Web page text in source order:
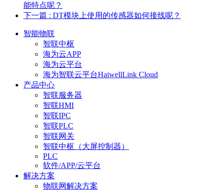
能特点呢？
下一篇 : DT模块上使用的传感器如何接线呢？
智能物联
智联中枢
海为云APP
海为云平台
海为智联云平台HaiwellLink Cloud
产品中心
智联服务器
智联HMI
智联IPC
智联PLC
智联网关
智联中枢（大屏控制器）
PLC
软件/APP/云平台
解决方案
物联网解决方案